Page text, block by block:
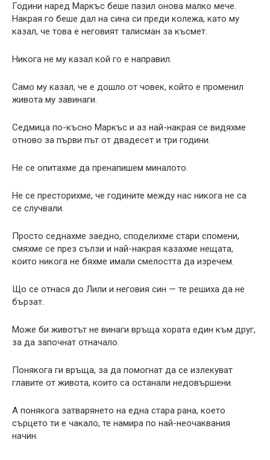
Години наред Маркъс беше пазил онова малко мече.
Накрая го беше дал на сина си преди колежа, като му
казал, че това е неговият талисман за късмет.
Никога не му казал кой го е направил.
Само му казал, че е дошло от човек, който е променил
живота му завинаги.
Седмица по-късно Маркъс и аз най-накрая се видяхме
отново за първи път от двадесет и три години.
Не се опитахме да пренапишем миналото.
Не се престорихме, че годините между нас никога не са
се случвали.
Просто седнахме заедно, споделихме стари спомени,
смяхме се през сълзи и най-накрая казахме нещата,
които никога не бяхме имали смелостта да изречем.
Що се отнася до Лили и неговия син — те решиха да не
бързат.
Може би животът не винаги връща хората един към друг,
за да започнат отначало.
Понякога ги връща, за да помогнат да се излекуват
главите от живота, които са останали недовършени.
А понякога затварянето на една стара рана, което
сърцето ти е чакало, те намира по най-неочаквания
начин.